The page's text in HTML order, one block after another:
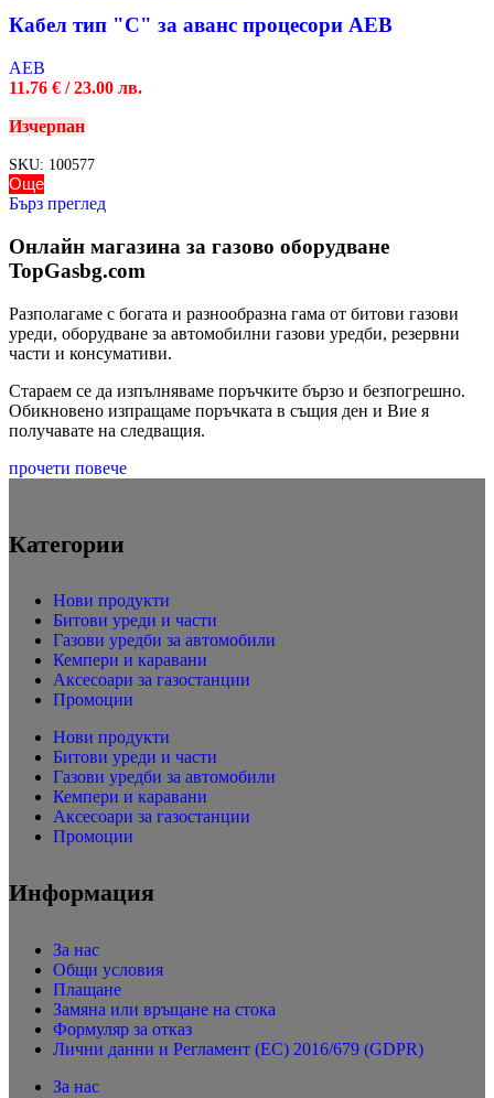
Кабел тип "С" за аванс процесори AEB
AEB
11.76 € / 23.00 лв.
Изчерпан
SKU: 100577
Още
Бърз преглед
Онлайн магазина за газово оборудване
TopGasbg.com
Разполагаме с богата и разнообразна гама от битови газови
уреди, оборудване за автомобилни газови уредби, резервни
части и консумативи.
Стараем се да изпълняваме поръчките бързо и безпогрешно.
Обикновено изпращаме поръчката в същия ден и Вие я
получавате на следващия.
прочети повече
Категории
Нови продукти
Битови уреди и части
Газови уредби за автомобили
Кемпери и каравани
Аксесоари за газостанции
Промоции
Нови продукти
Битови уреди и части
Газови уредби за автомобили
Кемпери и каравани
Аксесоари за газостанции
Промоции
Информация
За нас
Общи условия
Плащане
Замяна или връщане на стока
Формуляр за отказ
Лични данни и Регламент (ЕС) 2016/679 (GDPR)
За нас